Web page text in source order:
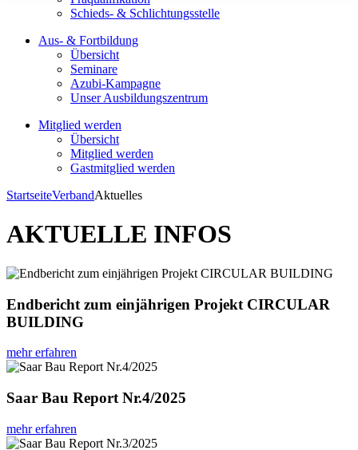
Schieds- & Schlichtungsstelle
Aus- & Fortbildung
Übersicht
Seminare
Azubi-Kampagne
Unser Ausbildungszentrum
Mitglied werden
Übersicht
Mitglied werden
Gastmitglied werden
StartseiteVerbandAktuelles
AKTUELLE INFOS
Endbericht zum einjährigen Projekt CIRCULAR
BUILDING
mehr erfahren
Saar Bau Report Nr.4/2025
mehr erfahren